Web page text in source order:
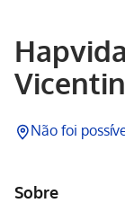
Não foi
Sobre